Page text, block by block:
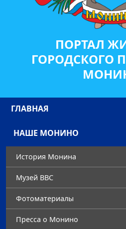
ПОРТАЛ
ГОРОДСКОГО
ГЛАВНАЯ
НАШЕ МОНИНО
История Монина
Музей ВВС
Фотоматериалы
Преccа о Монино